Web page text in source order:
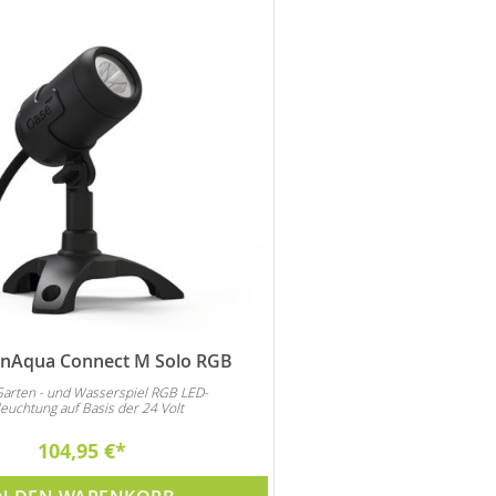
Connect M Solo RGB
- und Wasserspiel RGB LED-
auf Basis der 24 Volt
104,95 €